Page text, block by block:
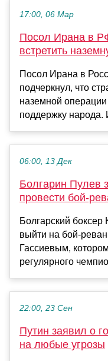
17:00, 06 Мар
Посол Ирана в
встретить
Посол Ирана в
подчеркнул, что
наземной
поддержку народа.
06:00, 13 Дек
Болгарин Пулев
провести бой-
Болгарский боксер
выйти на бой-
Гассиевым,
регулярного
22:00, 23 Сен
Путин заявил о
на любые угрозы